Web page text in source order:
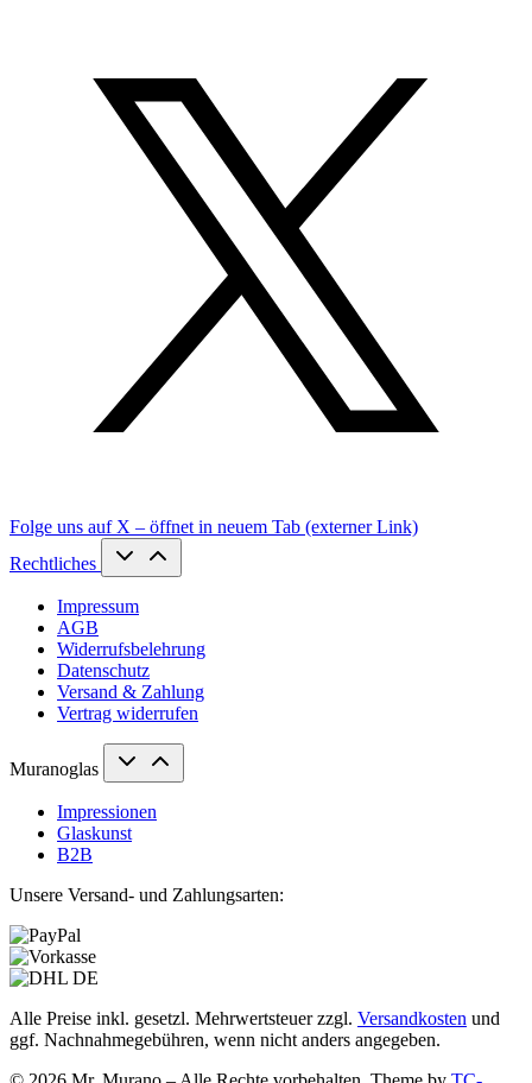
Folge uns auf X – öffnet in neuem Tab (externer Link)
Rechtliches
Impressum
AGB
Widerrufsbelehrung
Datenschutz
Versand & Zahlung
Vertrag widerrufen
Muranoglas
Impressionen
Glaskunst
B2B
Unsere Versand- und Zahlungsarten:
Alle Preise inkl. gesetzl. Mehrwertsteuer zzgl. Versandkosten und
ggf. Nachnahmegebühren, wenn nicht anders angegeben.